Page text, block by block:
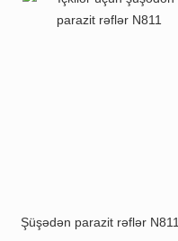
Şüşədən parazit rəflər N811